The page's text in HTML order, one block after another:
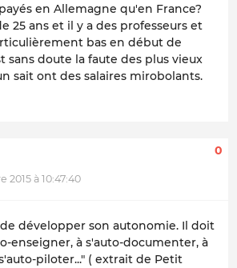
en Allemagne qu'en France?
25 ans et il y a des professeurs et
bas en début de
sans doute la faute des plus vieux
sait ont des salaires mirobolants.
2015 à 10:47:40
0
développer son autonomie. Il doit
enseigner, à s'auto-documenter, à
piloter..." ( extrait de Petit